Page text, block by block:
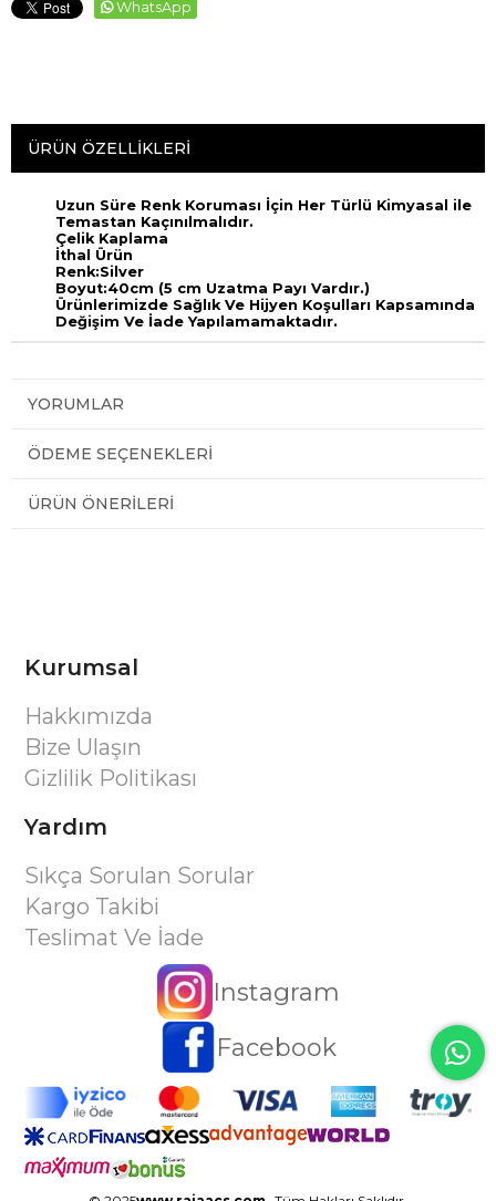
WhatsApp
ÜRÜN ÖZELLIKLERI
Uzun Süre Renk Koruması İçin Her Türlü Kimyasal ile
Temastan Kaçınılmalıdır.
Çelik Kaplama
İthal Ürün
Renk:Silver
Boyut:40cm (5 cm Uzatma Payı Vardır.)
Ürünlerimizde Sağlık Ve Hijyen Koşulları Kapsamında
Değişim Ve İade Yapılamamaktadır.
YORUMLAR
ÖDEME SEÇENEKLERI
ÜRÜN ÖNERILERI
Kurumsal
Hakkımızda
Bize Ulaşın
Gizlilik Politikası
Yardım
Sıkça Sorulan Sorular
Kargo Takibi
Teslimat Ve İade
Instagram
Facebook